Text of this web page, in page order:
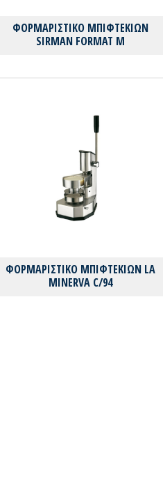
ΦΟΡΜΑΡΙΣΤΙΚΟ ΜΠΙΦΤΕΚΙΩΝ
SIRMAN FORMAT M
ΦΟΡΜΑΡΙΣΤΙΚΟ ΜΠΙΦΤΕΚΙΩΝ LA
MINERVA C/94